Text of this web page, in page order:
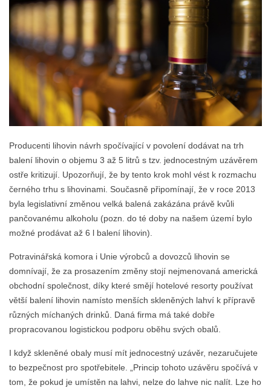
Producenti lihovin návrh spočívající v povolení dodávat na trh
balení lihovin o objemu 3 až 5 litrů s tzv. jednocestným uzávěrem
ostře kritizují. Upozorňují, že by tento krok mohl vést k rozmachu
černého trhu s lihovinami. Současně připomínají, že v roce 2013
byla legislativní změnou velká balená zakázána právě kvůli
pančovanému alkoholu (pozn. do té doby na našem území bylo
možné prodávat až 6 l balení lihovin).
Potravinářská komora i Unie výrobců a dovozců lihovin se
domnívají, že za prosazením změny stojí nejmenovaná americká
obchodní společnost, díky které smějí hotelové resorty používat
větší balení lihovin namísto menších skleněných lahví k přípravě
různých míchaných drinků. Daná firma má také dobře
propracovanou logistickou podporu oběhu svých obalů.
I když skleněné obaly musí mít jednocestný uzávěr, nezaručujete
to bezpečnost pro spotřebitele. „Princip tohoto uzávěru spočívá v
tom, že pokud je umístěn na lahvi, nelze do lahve nic nalít. Lze ho